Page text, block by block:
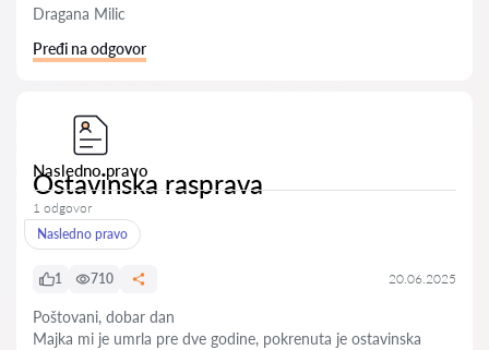
Dragana Milic
Pređi na odgovor
Nasledno pravo
Ostavinska rasprava
1 odgovor
Nasledno pravo
1 710 20.06.2025
Poštovani, dobar dan
Majka mi je umrla pre dve godine, pokrenuta je ostavinska